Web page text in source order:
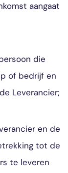
aangaat
die
of bedrijf en
Leverancier;
en de
tot de
te leveren